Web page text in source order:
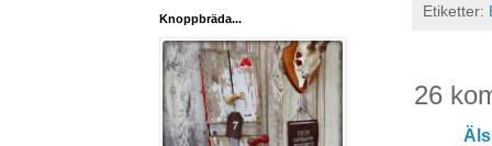
Etiketter:
26
Knoppbräda...